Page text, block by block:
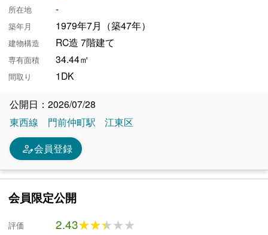
所在地 -
築年月 1979年7月（築47年）
建物構造 RC造 7階建て
専有面積 34.44㎡
間取り 1DK
公開日：2026/07/28
東西線
門前仲町駅 江東区
person_edit会員登録
会員限定公開
評価 2.43★★★★★
★★★★★